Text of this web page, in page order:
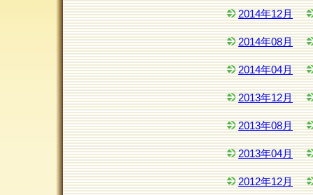
2014年12月
2014年08月
2014年04月
2013年12月
2013年08月
2013年04月
2012年12月